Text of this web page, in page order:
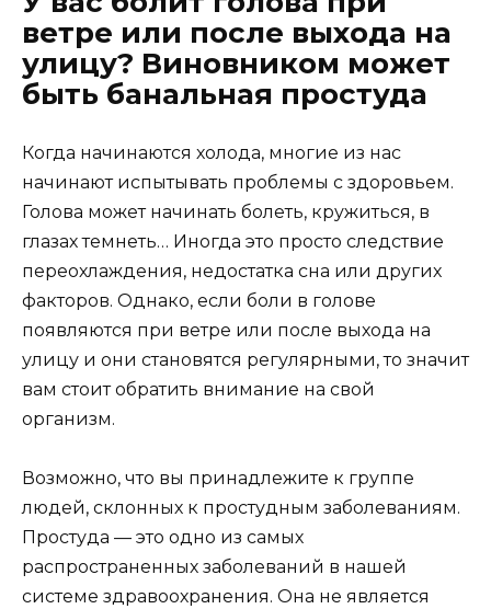
ветре или после выхода на
улицу? Виновником может
быть банальная простуда
Когда начинаются холода, многие из нас
начинают испытывать проблемы с здоровьем.
Голова может начинать болеть, кружиться, в
глазах темнеть… Иногда это просто следствие
переохлаждения, недостатка сна или других
факторов. Однако, если боли в голове
появляются при ветре или после выхода на
улицу и они становятся регулярными, то значит
вам стоит обратить внимание на свой
организм.
Возможно, что вы принадлежите к группе
людей, склонных к простудным заболеваниям.
Простуда — это одно из самых
распространенных заболеваний в нашей
системе здравоохранения. Она не является